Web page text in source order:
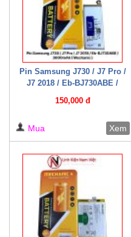
Pin Samsung J730 / J7 Pro /
J7 2018 / Eb-BJ730ABE /
150,000 đ
Mua Xem